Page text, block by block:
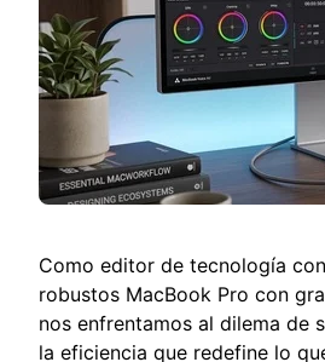
Como editor de tecnología
robustos MacBook Pro con
nos enfrentamos al dilema de
la eficiencia que redefine lo